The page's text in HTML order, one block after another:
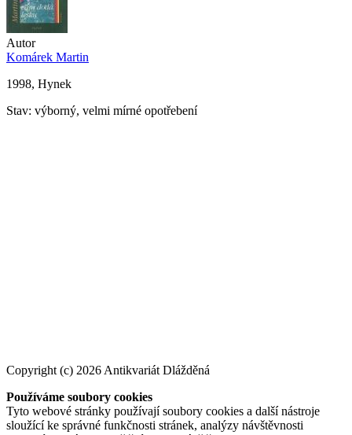
Autor
Komárek Martin
1998, Hynek
Stav: výborný, velmi mírné opotřebení
Copyright (c) 2026 Antikvariát Dlážděná
Používáme soubory cookies
Tyto webové stránky používají soubory cookies a další nástroje
sloužící ke správné funkčnosti stránek, analýzy návštěvnosti